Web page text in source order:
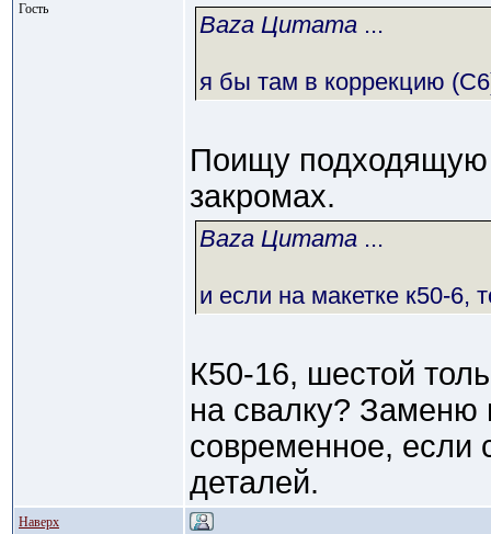
Гость
Baza Цитата ...
я бы там в коррекцию
Поищу
закромах.
Baza Цитата ...
и если на макетке к50-6,
К50-16, шестой
на свалку? Заменю
современное, если
деталей.
Наверх